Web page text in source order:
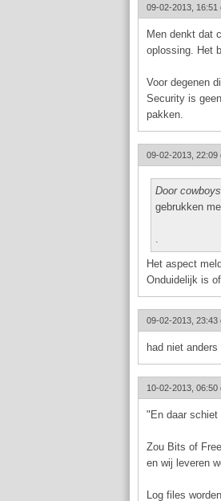
09-02-2013, 16:51
Men denkt dat
oplossing. Het
Voor degenen
Security is
pakken.
09-02-2013, 22:09
Door
gebrukken
.
Het aspect
Onduidelijk is
09-02-2013, 23:43
had niet
10-02-2013, 06:50
"En daar schiet
Zou Bits of
en wij leveren
Log files